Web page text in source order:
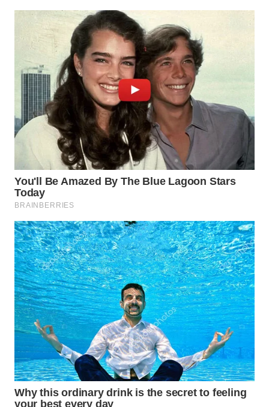
TANGERANG
WN
BINJAI
WN
CIREBON
INDRAMAYU
WN
WN
MAJALENGKA
WN
SUBANG
WN
SUKABUMI
WN
PURWAKARTA